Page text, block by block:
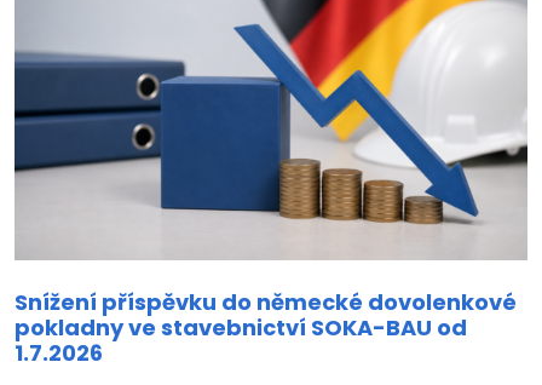
Snížení příspěvku do německé dovolenkové
pokladny ve stavebnictví SOKA-BAU od
1.7.2026